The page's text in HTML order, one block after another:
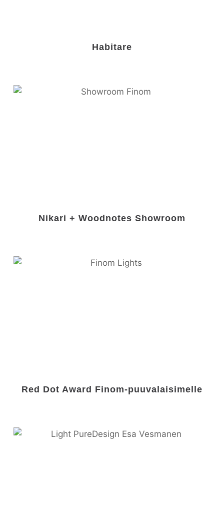
Habitare
Nikari + Woodnotes Showroom
Red Dot Award Finom-puuvalaisimelle